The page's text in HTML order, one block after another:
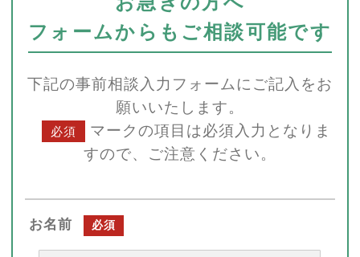
フォームからもご相談可能です
下記の事前相談入力フォームにご記入をお
願いいたします。
必須
マークの項目は必須入力となりま
すので、ご注意ください。
お名前 必須